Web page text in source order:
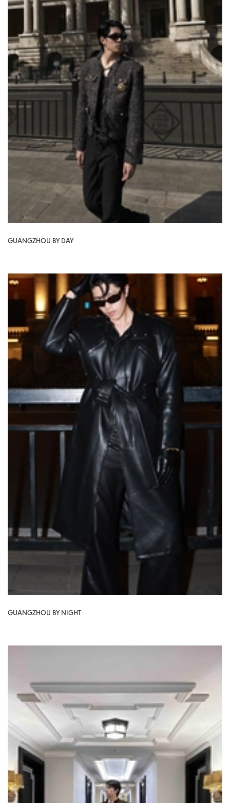
GUANGZHOU BY DAY
GUANGZHOU BY NIGHT